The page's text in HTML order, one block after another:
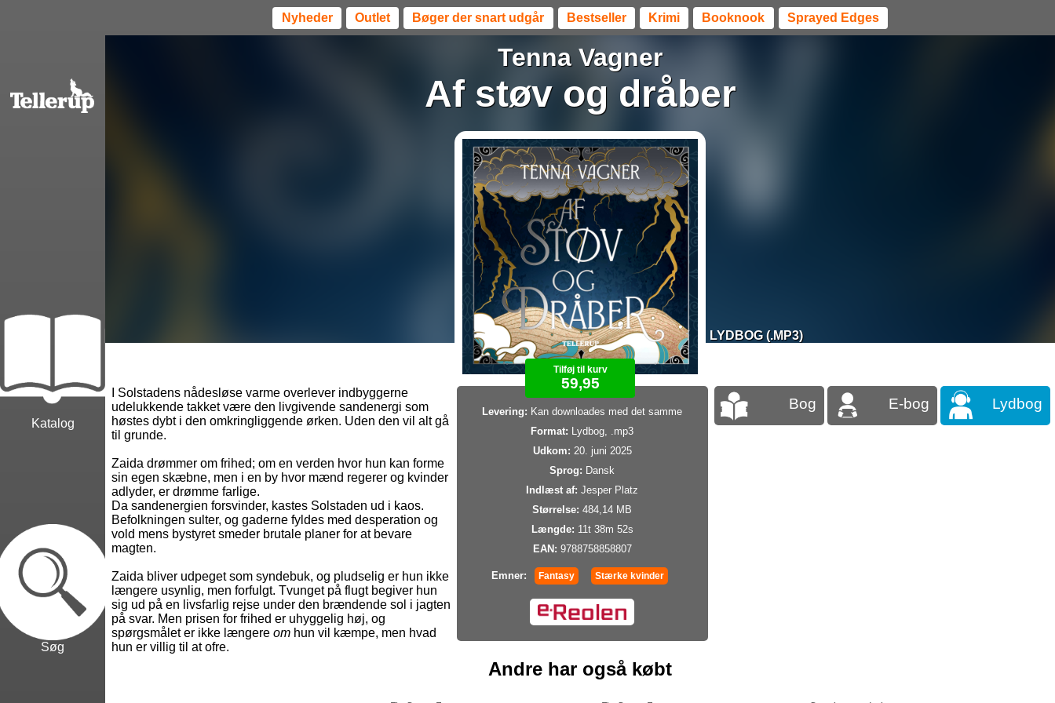
Nyheder Outlet Bøger der snart udgår Bestseller Krimi Booknook Sprayed Edges
Katalog
Søg
Tenna Vagner
Af støv og dråber
LYDBOG (.MP3)
Tilføj til kurv
59,95
Levering: Kan downloades med det samme
Format: Lydbog, .mp3
Udkom: 20. juni 2025
Sprog: Dansk
Indlæst af: Jesper Platz
Størrelse: 484,14 MB
Længde: 11t 38m 52s
EAN: 9788758858807
Emner: Fantasy Stærke kvinder
I Solstadens nådesløse varme overlever indbyggerne
udelukkende takket være den livgivende sandenergi som
høstes dybt i den omkringliggende ørken. Uden den vil alt gå
til grunde.
Zaida drømmer om frihed; om en verden hvor hun kan forme
sin egen skæbne, men i en by hvor mænd regerer og kvinder
adlyder, er drømme farlige.
Da sandenergien forsvinder, kastes Solstaden ud i kaos.
Befolkningen sulter, og gaderne fyldes med desperation og
vold mens bystyret smeder brutale planer for at bevare
magten.
Zaida bliver udpeget som syndebuk, og pludselig er hun ikke
længere usynlig, men forfulgt. Tvunget på flugt begiver hun
sig ud på en livsfarlig rejse under den brændende sol i jagten
på svar. Men prisen for frihed er uhyggelig høj, og
spørgsmålet er ikke længere omhun vil kæmpe, men hvad
hun er villig til at ofre.
Bog E-bog Lydbog
Andre har også købt